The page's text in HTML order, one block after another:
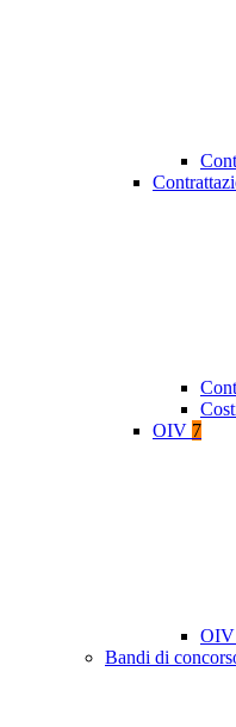
OIV 7
OIV
Bandi di